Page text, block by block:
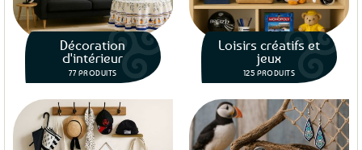
Décoration
d'intérieur
77 PRODUITS
Loisirs créatifs et
jeux
125 PRODUITS